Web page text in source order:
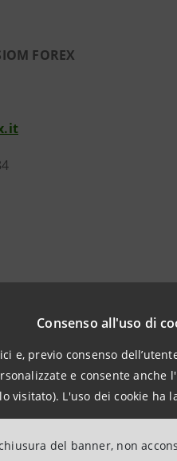
Consenso all'uso di
e, previo consenso
e consente anche
visitato). L'uso dei cookie ha
del banner, non
FOREX
Banking and